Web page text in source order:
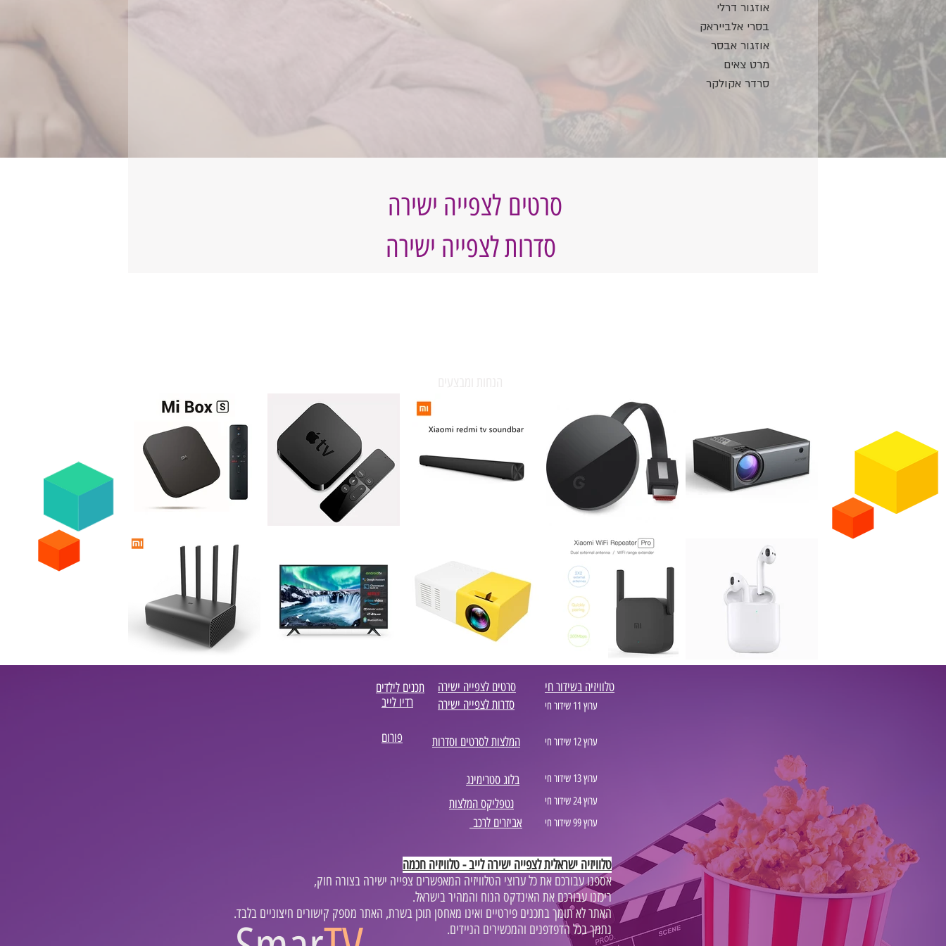
אוזגור דרלי
בסרי אלבייראק
אוזגור אבסר
מרט צאים
סרדר אקולקר
תכנים לילדים
רדיו לייב
סרטים לצפייה ישירה
סדרות לצפייה ישירה
פורום המלצות לסרטים וסדרות
בלוג סטרימינג
נטפליקס המלצות
אביזרים לרכב
טלוויזיה בשידור חי
ערוץ 11 שידור חי
ערוץ 12 שידור חי
ערוץ 13 שידור חי
ערוץ 24 שידור חי
ערוץ 99 שידור חי
טלוויזיה ישראלית לצפייה ישירה לייב - טלוויזיה חכמה
,אספנו עבורכם את כל ערוצי הטלוויזיה המאפשרים צפייה ישירה בצורה חוק
.ריכזנו עבורכם את האינדקס הנוח והמהיר בישראל
.האתר לא תומך בתכנים פירטיים ואינו מאחסן תוכן בשרת, האתר מספק קישורים חיצוניים בלבד
.נתמך בכל הדפדפנים והמכשירים הניידים